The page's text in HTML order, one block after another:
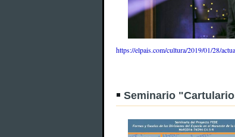
https://elpais.com/cultura/2019/01/28/
Seminario